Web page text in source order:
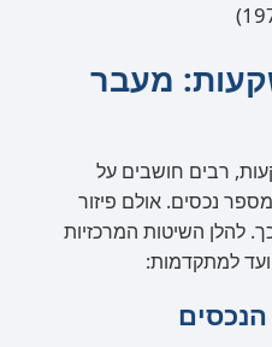
מעבר
רבים חושבים על
נכסים. אולם פיזור
להלן השיטות המרכזיות
למתקדמות: